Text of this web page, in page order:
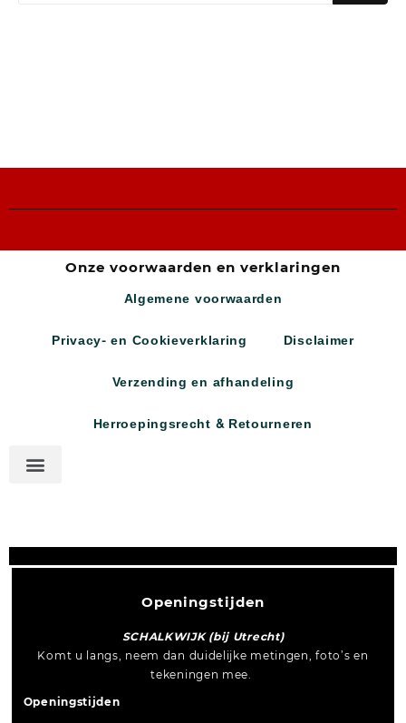
Onze voorwaarden en verklaringen
Algemene voorwaarden
Privacy- en Cookieverklaring
Disclaimer
Verzending en afhandeling
Herroepingsrecht & Retourneren
Openingstijden
SCHALKWIJK (bij Utrecht)
Komt u langs, neem dan duidelijke metingen, foto’s en
tekeningen mee.
Openingstijden